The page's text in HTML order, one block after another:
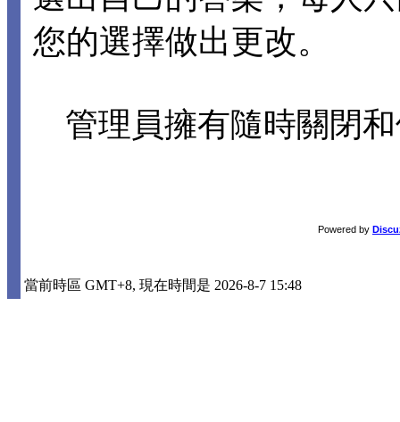
您的選擇做出更改。
管理員擁有隨時關閉
Powered by
當前時區 GMT+8, 現在時間是 2026-8-7 15:48